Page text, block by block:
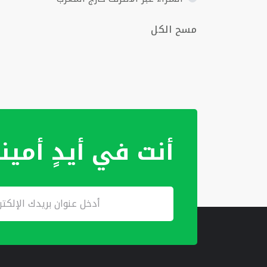
مسح الكل
أنت في أيدٍ